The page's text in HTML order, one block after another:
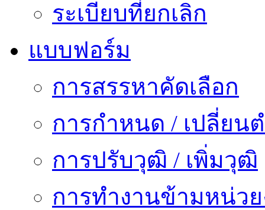
ระเบียบที่ยกเลิก
แบบฟอร์ม
การสรรหาคัดเลือก
การกำหนด / เปลี่ยน
การปรับวุฒิ / เพิ่มวุฒิ
การทำงานข้ามหน่ว